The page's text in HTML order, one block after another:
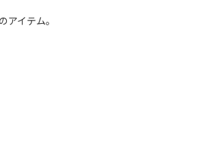
イテム。